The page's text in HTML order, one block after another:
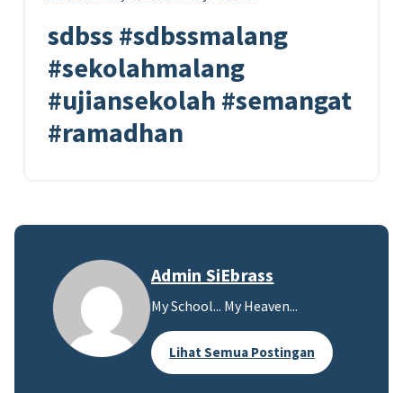
sdbss #sdbssmalang
#sekolahmalang
#ujiansekolah #semangat
#ramadhan
Admin SiEbrass
My School... My Heaven...
Lihat Semua Postingan